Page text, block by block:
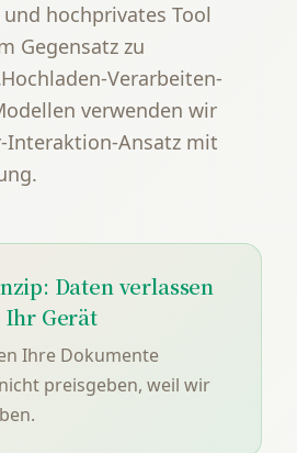
hochprivates Tool
Gegensatz zu
Verarbeiten-
verwenden wir
Interaktion-Ansatz mit
Daten verlassen
Gerät
Ihre Dokumente
preisgeben, weil wir